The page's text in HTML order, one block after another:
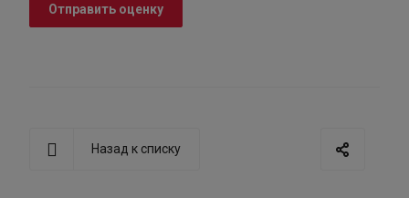
Отправить оценку
Назад к списку